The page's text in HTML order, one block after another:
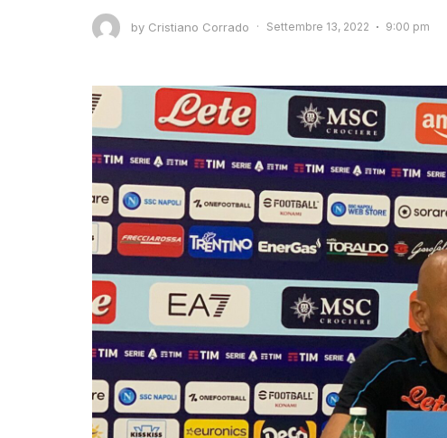
by Cristiano Corrado · Settembre 13, 2022 9:00 pm